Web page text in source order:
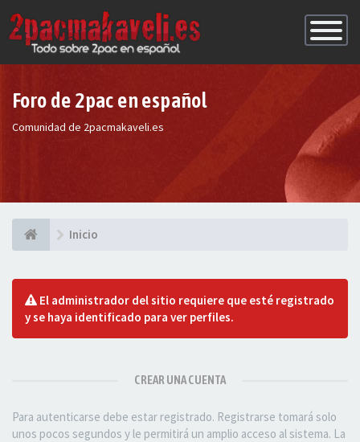
de
Foro de 2pac en español
Comunidad de 2pacmakaveli.es
Inicio
El administrador del sitio requiere que esté registrado
y se haya identificado para ver perfiles.
CREAR UNA CUENTA
Para autenticarse debe estar registrado. Registrarse tomará solo
unos pocos segundos y le permitirá un amplio acceso al sistema. La